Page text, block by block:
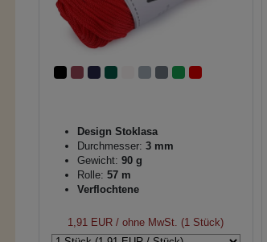
Design Stoklasa
Durchmesser: 3 mm
Gewicht: 90 g
Rolle: 57 m
Verflochtene
1,91 EUR / ohne MwSt. (1 Stück)